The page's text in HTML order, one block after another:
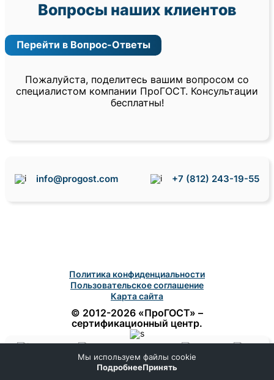
Вопросы наших клиентов
Перейти в Вопрос-Ответы
Пожалуйста, поделитесь вашим вопросом со
специалистом компании ПроГОСТ. Консультации
бесплатны!
info@progost.com +7 (812) 243-19-55
Политика конфиденциальности
Пользовательское соглашение
Карта сайта
© 2012-2026 «ПроГОСТ» –
сертификационный центр.
Меню
Мы используем файлы cookie
ПодробнееПринять